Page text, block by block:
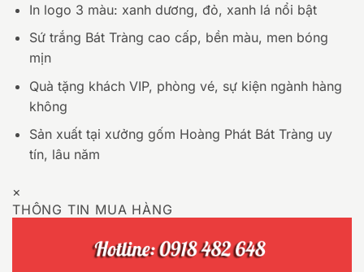
In logo 3 màu: xanh dương, đỏ, xanh lá nổi bật
Sứ trắng Bát Tràng cao cấp, bền màu, men bóng
mịn
Quà tặng khách VIP, phòng vé, sự kiện ngành hàng
không
Sản xuất tại xưởng gốm Hoàng Phát Bát Tràng uy
tín, lâu năm
×
THÔNG TIN MUA HÀNG